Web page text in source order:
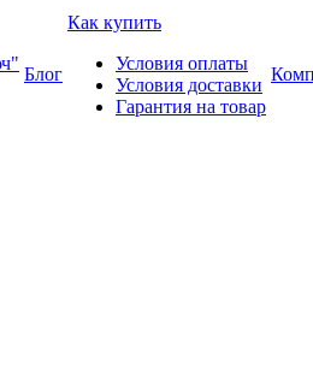
Блог
Как купить
Условия оплаты
Условия доставки
Гарантия на товар